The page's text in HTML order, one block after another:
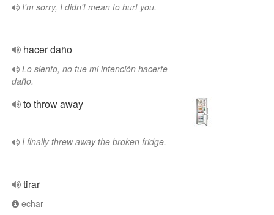
I'm sorry, I didn't mean to hurt you.
hacer daño
Lo siento, no fue mi intención hacerte
daño.
to throw away
I finally threw away the broken fridge.
tirar
echar